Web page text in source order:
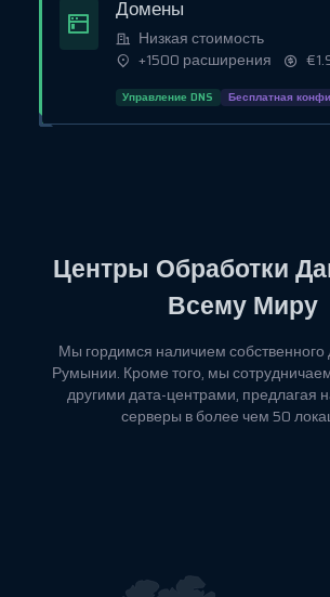
Домены
Низкая стоимость
+1500 расширения
Управление DNS Бесплатная
Центры Обработки
Всему Миру
Мы гордимся наличием собственного
Румынии. Кроме того, мы
другими дата-центрами, предлагая
серверы в более чем 50